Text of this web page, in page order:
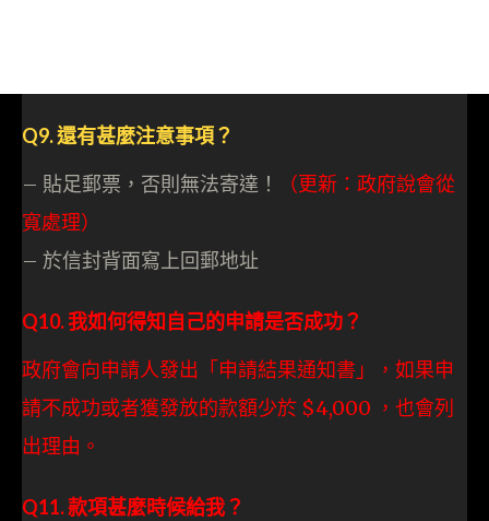
Q9. 還有甚麼注意事項？
– 貼足郵票，否則無法寄達！
（更新：政府說會從
寬處理）
– 於信封背面寫上回郵地址
Q10. 我如何得知自己的申請是否成功？
政府會向申請人發出「申請結果通知書」，如果申
請不成功或者獲發放的款額少於 $4,000 ，也會列
出理由。
Q11. 款項甚麼時候給我？